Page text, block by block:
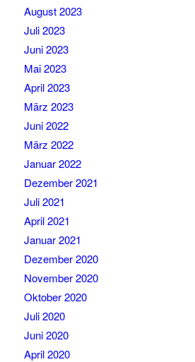
August 2023
Juli 2023
Juni 2023
Mai 2023
April 2023
März 2023
Juni 2022
März 2022
Januar 2022
Dezember 2021
Juli 2021
April 2021
Januar 2021
Dezember 2020
November 2020
Oktober 2020
Juli 2020
Juni 2020
April 2020